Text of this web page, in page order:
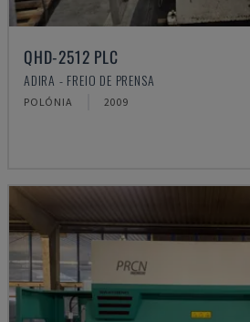
QHD-2512 PLC
ADIRA - FREIO DE PRENSA
POLÓNIA 2009